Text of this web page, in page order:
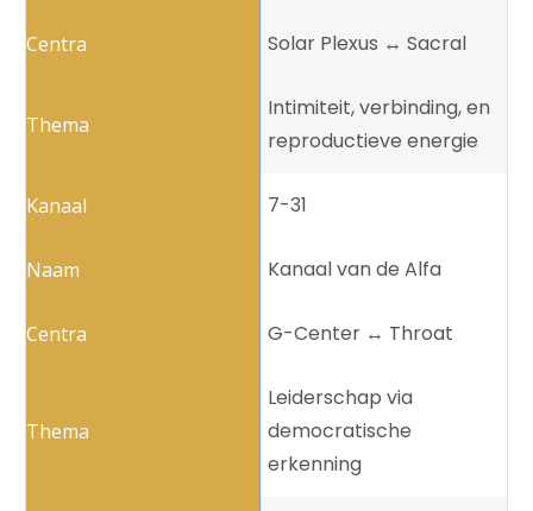
Solar Plexus ↔️ Sacral
Intimiteit, verbinding, en
reproductieve energie
7-31
Kanaal van de Alfa
G-Center ↔️ Throat
Leiderschap via
democratische
erkenning